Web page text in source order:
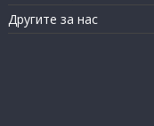
Другите за нас